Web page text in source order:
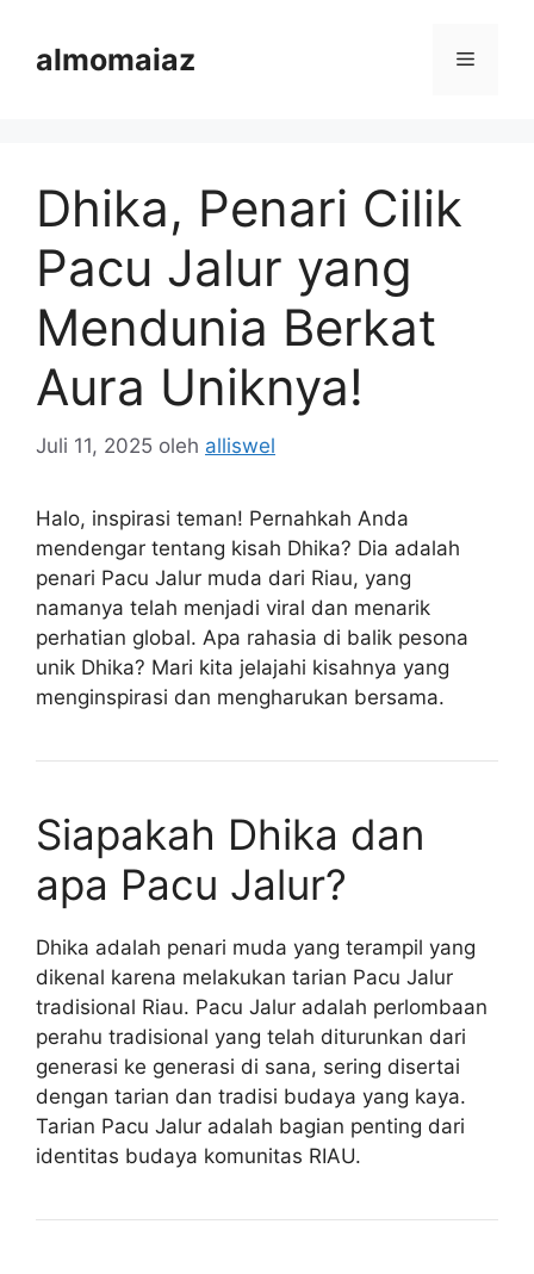
almomaiaz Menu
Dhika, Penari Cilik
Pacu Jalur yang
Mendunia Berkat
Aura Uniknya!
Juli 11, 2025 oleh alliswel
Halo, inspirasi teman! Pernahkah Anda
mendengar tentang kisah Dhika? Dia adalah
penari Pacu Jalur muda dari Riau, yang
namanya telah menjadi viral dan menarik
perhatian global. Apa rahasia di balik pesona
unik Dhika? Mari kita jelajahi kisahnya yang
menginspirasi dan mengharukan bersama.
Siapakah Dhika dan
apa Pacu Jalur?
Dhika adalah penari muda yang terampil yang
dikenal karena melakukan tarian Pacu Jalur
tradisional Riau. Pacu Jalur adalah perlombaan
perahu tradisional yang telah diturunkan dari
generasi ke generasi di sana, sering disertai
dengan tarian dan tradisi budaya yang kaya.
Tarian Pacu Jalur adalah bagian penting dari
identitas budaya komunitas RIAU.